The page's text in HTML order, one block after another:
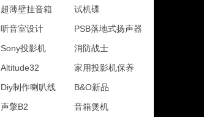
超薄壁挂音箱
试机碟
听音室设计
PSB落地式扬声器
Sony投影机
消防战士
Altitude32
家用投影机保养
Diy制作喇叭线
B&O新品
声擎B2
音箱煲机